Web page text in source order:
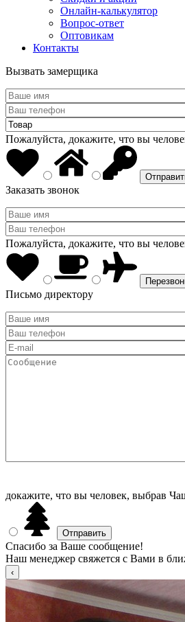
Онлайн-калькулятор
Вопрос-ответ
Оптовикам
Контакты
Вызвать замерщика
Пожалуйста, докажите, что вы
Заказать звонок
Пожалуйста, докажите, что вы
Письмо директору
докажите, что вы человек, выбрав
Спасибо за Ваше сообщение!
Наш менеджер свяжется с Вами в